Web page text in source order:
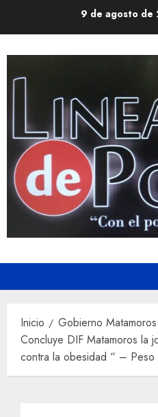
9 de agosto de
Inicio
Gobierno Matamoros
Concluye DIF Matamoros la
contra la obesidad “ – Peso